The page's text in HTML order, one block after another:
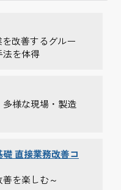
改善するグルー
法を体得
様な現場・製造
直接業務改善コ
を楽しむ～